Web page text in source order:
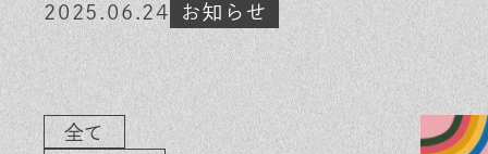
2025.06.24 お知らせ
全て
保証とサポート
ヒノキプロジェクト
お
木